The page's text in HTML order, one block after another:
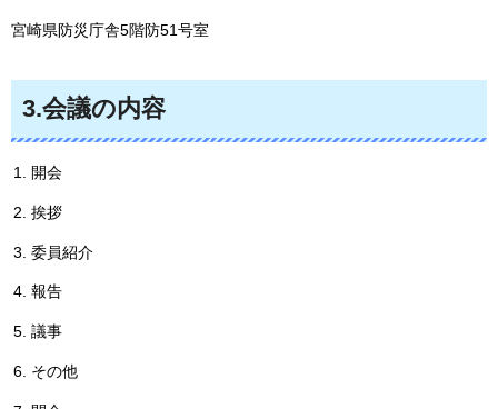
宮崎県防災庁舎5階防51号室
3.会議の内容
開会
挨拶
委員紹介
報告
議事
その他